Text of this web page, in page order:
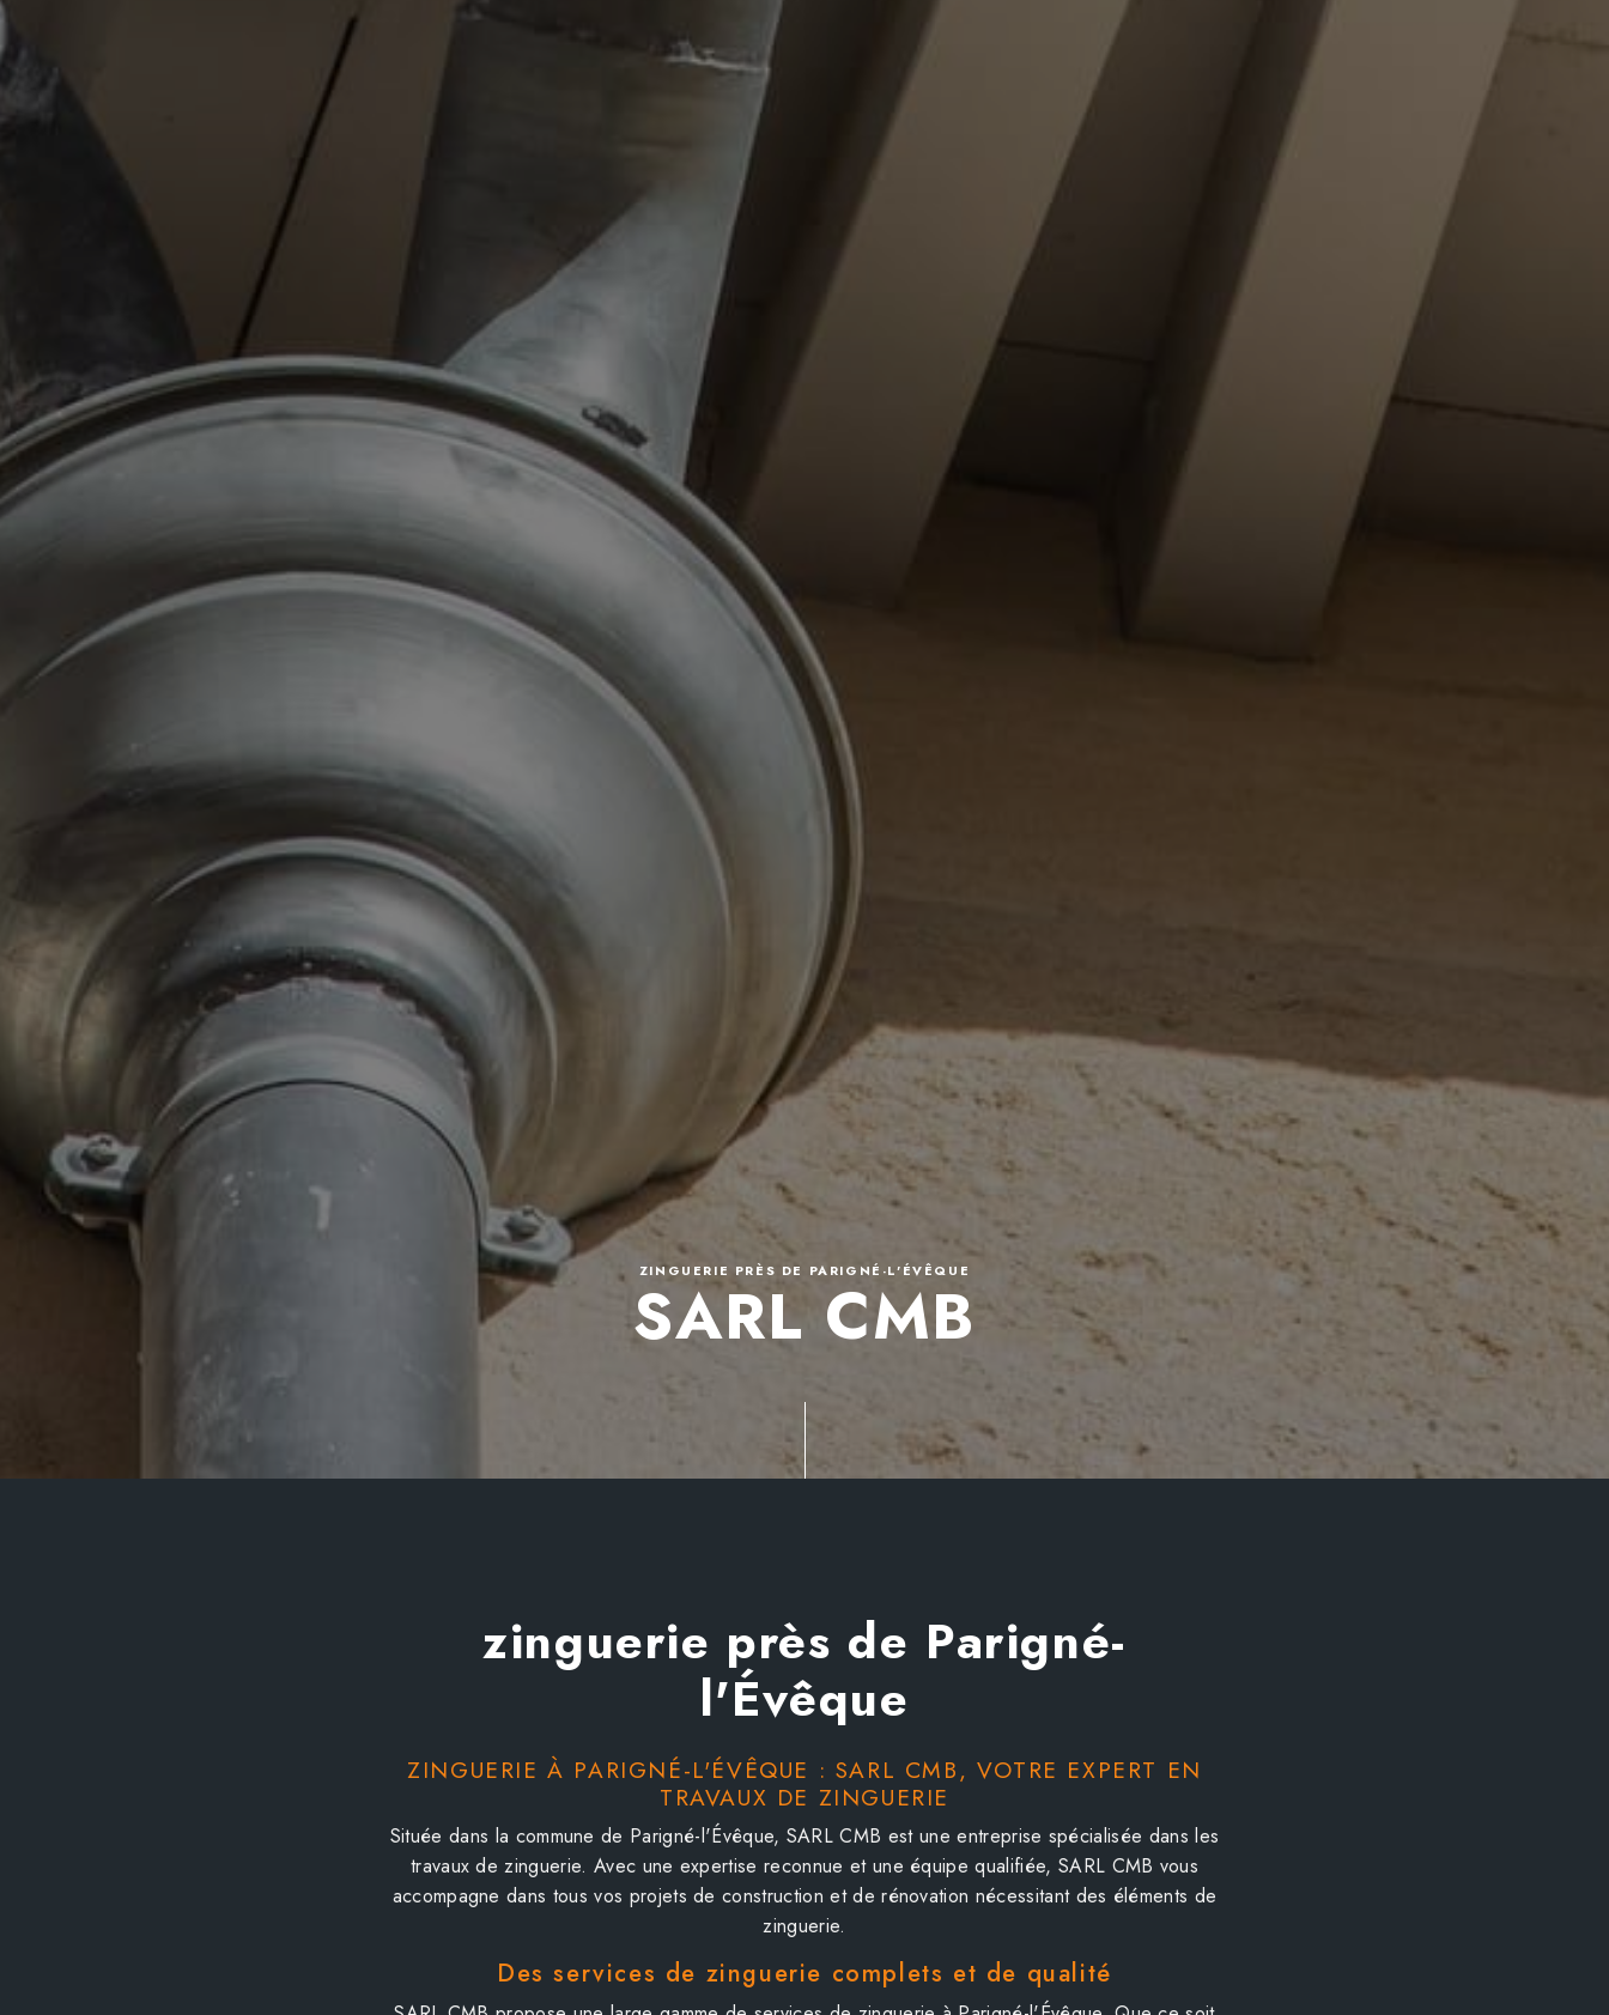
ZINGUERIE PRÈS DE PARIGNÉ-L'ÉVÊQUE
SARL CMB
zinguerie près de Parigné-
l'Évêque
ZINGUERIE À PARIGNÉ-L'ÉVÊQUE : SARL CMB, VOTRE EXPERT EN
TRAVAUX DE ZINGUERIE
Située dans la commune de Parigné-l'Évêque, SARL CMB est une entreprise spécialisée dans les
travaux de zinguerie. Avec une expertise reconnue et une équipe qualifiée, SARL CMB vous
accompagne dans tous vos projets de construction et de rénovation nécessitant des éléments de
zinguerie.
Des services de zinguerie complets et de qualité